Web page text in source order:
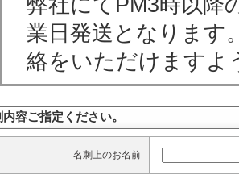
弊社にてPM3時以降
業日発送となります
絡をいただけますよ
内容ご指定ください。
名刺上のお名前